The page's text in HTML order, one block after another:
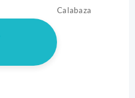
Calabaza